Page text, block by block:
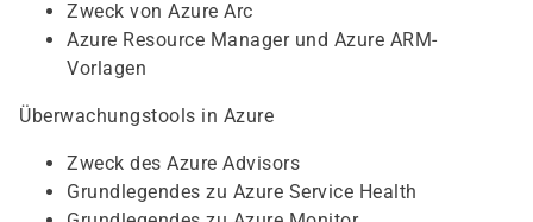
Zweck von Azure Arc
Azure Resource Manager und Azure ARM-
Vorlagen
Überwachungstools in Azure
Zweck des Azure Advisors
Grundlegendes zu Azure Service Health